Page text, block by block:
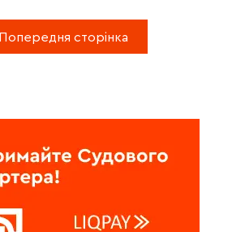
Попередня сторінка